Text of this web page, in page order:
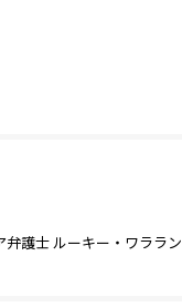
護士 ルーキー・ワララン